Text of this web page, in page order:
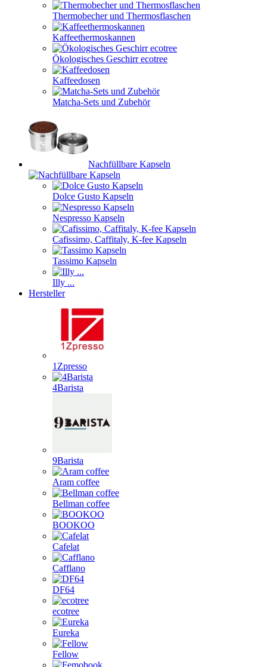
Thermobecher und Thermosflaschen
Kaffeethermoskannen
Ökologisches Geschirr ecotree
Kaffeedosen
Matcha-Sets und Zubehör
Nachfüllbare Kapseln
Dolce Gusto Kapseln
Nespresso Kapseln
Cafissimo, Caffitaly, K-fee Kapseln
Tassimo Kapseln
Illy ...
Hersteller
1Zpresso
4Barista
9Barista
Aram coffee
Bellman coffee
BOOKOO
Cafelat
Cafflano
DF64
ecotree
Eureka
Fellow